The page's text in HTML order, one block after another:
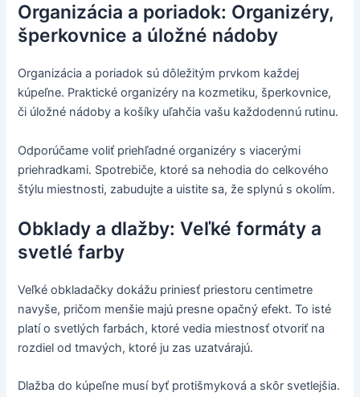
Organizácia a poriadok: Organizéry,
šperkovnice a úložné nádoby
Organizácia a poriadok sú dôležitým prvkom každej
kúpeľne. Praktické organizéry na kozmetiku, šperkovnice,
či úložné nádoby a košíky uľahčia vašu každodennú rutinu.
Odporúčame voliť priehľadné organizéry s viacerými
priehradkami. Spotrebiče, ktoré sa nehodia do celkového
štýlu miestnosti, zabudujte a uistite sa, že splynú s okolím.
Obklady a dlažby: Veľké formáty a
svetlé farby
Veľké obkladačky dokážu priniesť priestoru centimetre
navyše, pričom menšie majú presne opačný efekt. To isté
platí o svetlých farbách, ktoré vedia miestnosť otvoriť na
rozdiel od tmavých, ktoré ju zas uzatvárajú.
Dlažba do kúpeľne musí byť protišmyková a skôr svetlejšia.